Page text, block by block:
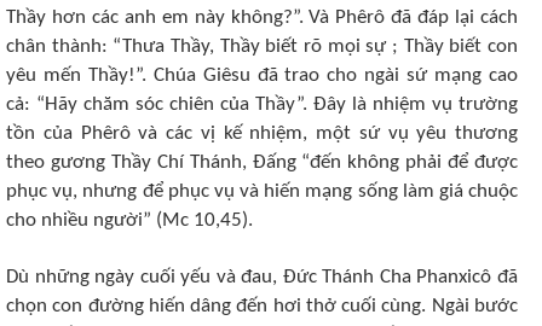
Thầy hơn các anh em này không?”. Và Phêrô đã đáp lại cách
chân thành: “Thưa Thầy, Thầy biết rõ mọi sự ; Thầy biết con
yêu mến Thầy!”. Chúa Giêsu đã trao cho ngài sứ mạng cao
cả: “Hãy chăm sóc chiên của Thầy”. Đây là nhiệm vụ trường
tồn của Phêrô và các vị kế nhiệm, một sứ vụ yêu thương
theo gương Thầy Chí Thánh, Đấng “đến không phải để được
phục vụ, nhưng để phục vụ và hiến mạng sống làm giá chuộc
cho nhiều người” (Mc 10,45).
Dù những ngày cuối yếu và đau, Đức Thánh Cha Phanxicô đã
chọn con đường hiến dâng đến hơi thở cuối cùng. Ngài bước